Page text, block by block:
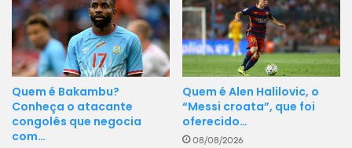
Quem é Bakambu?
Conheça o atacante
congolês que negocia
com…
Quem é Alen Halilovic, o
“Messi croata”, que foi
oferecido…
08/08/2026